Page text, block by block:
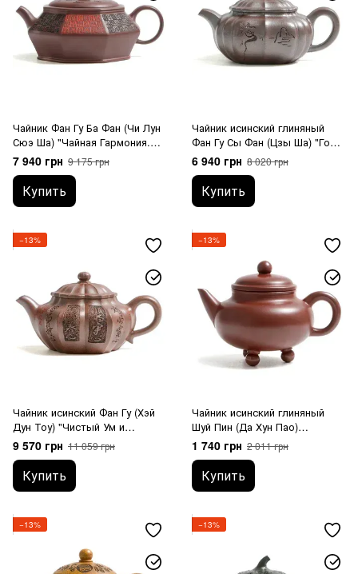
Чайник Фан Гу Ба Фан (Чи Лун
Сюэ Ша) "Чайная Гармония.
Сто Благословений" 370 мл
7 940 грн 9 175 грн
Купить
Чайник исинский глиняный
Фан Гу Сы Фан (Цзы Ша) "Горы
и Море" 160 мл
6 940 грн 8 020 грн
Купить
−13%
Чайник исинский Фан Гу (Хэй
Дун Тоу) "Чистый Ум и
Спокойное Сердце" 200 мл
9 570 грн 11 059 грн
Купить
−13%
Чайник исинский глиняный
Шуй Пин (Да Хун Пао)
"Трехногий" 220 мл
1 740 грн 2 011 грн
Купить
−13% −13%